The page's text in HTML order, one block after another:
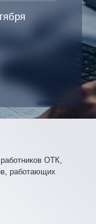
ОТК,
работающих